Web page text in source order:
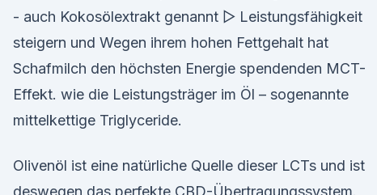
- auch Kokosölextrakt genannt ▷ Leistungsfähigkeit
steigern und Wegen ihrem hohen Fettgehalt hat
Schafmilch den höchsten Energie spendenden MCT-
Effekt. wie die Leistungsträger im Öl – sogenannte
mittelkettige Triglyceride.
Olivenöl ist eine natürliche Quelle dieser LCTs und ist
deswegen das perfekte CBD-Übertragungssystem.